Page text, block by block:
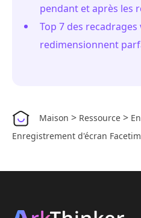
pendant et après les
Top 7 des
redimensionnent
Maison > Ressource >
Enregistrement d'écran